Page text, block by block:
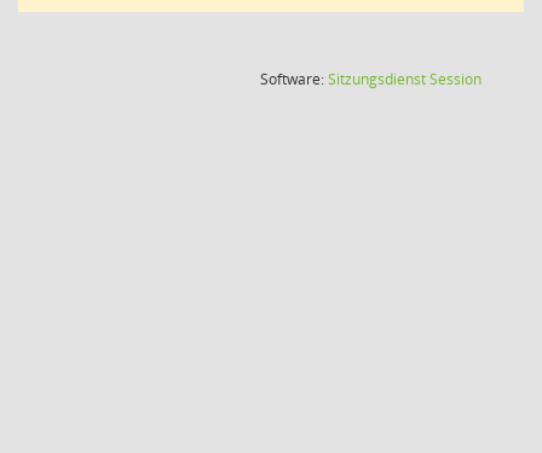
Software:SitzungsdienstSession(Wird in